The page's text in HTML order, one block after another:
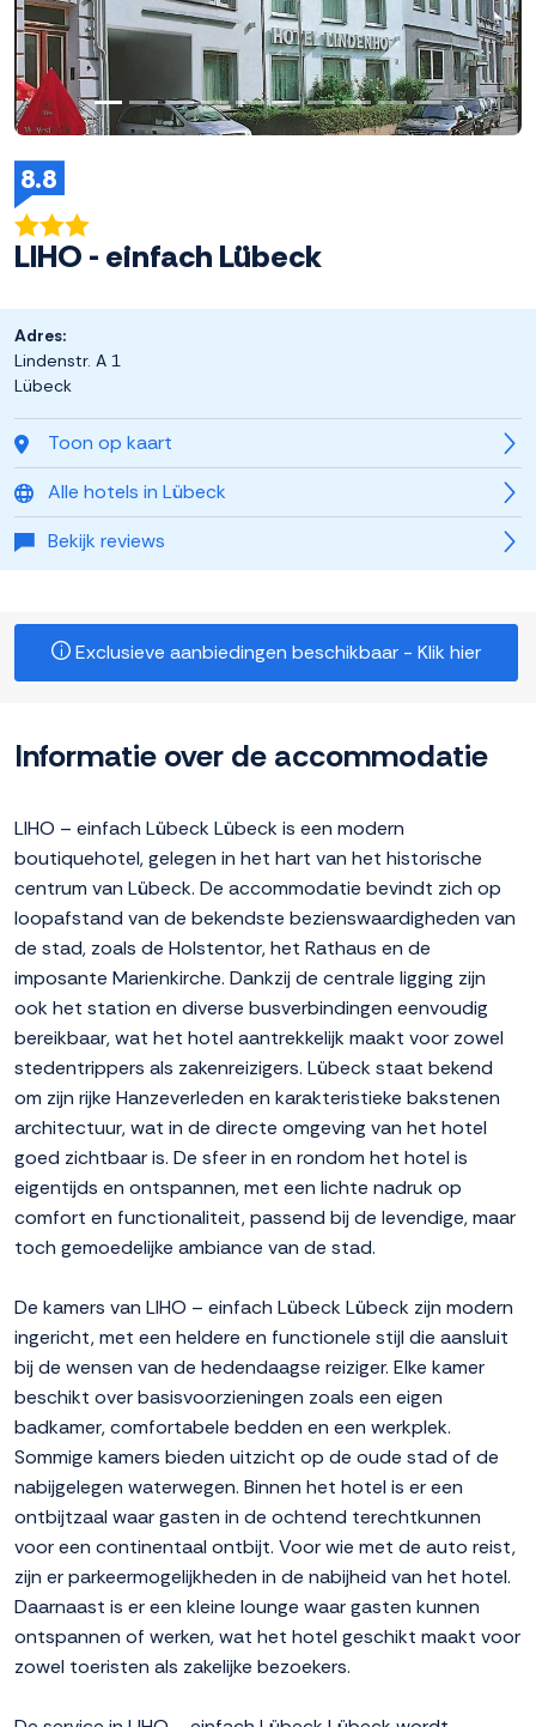
8.8
LIHO - einfach Lübeck
Toon op kaart
Alle hotels in Lübeck
Bekijk reviews
Adres:
Lindenstr. A 1
Lübeck
Exclusieve aanbiedingen beschikbaar - Klik hier
Informatie over de accommodatie
LIHO – einfach Lübeck Lübeck is een modern
boutiquehotel, gelegen in het hart van het historische
centrum van Lübeck. De accommodatie bevindt zich op
loopafstand van de bekendste bezienswaardigheden van
de stad, zoals de Holstentor, het Rathaus en de
imposante Marienkirche. Dankzij de centrale ligging zijn
ook het station en diverse busverbindingen eenvoudig
bereikbaar, wat het hotel aantrekkelijk maakt voor zowel
stedentrippers als zakenreizigers. Lübeck staat bekend
om zijn rijke Hanzeverleden en karakteristieke bakstenen
architectuur, wat in de directe omgeving van het hotel
goed zichtbaar is. De sfeer in en rondom het hotel is
eigentijds en ontspannen, met een lichte nadruk op
comfort en functionaliteit, passend bij de levendige, maar
toch gemoedelijke ambiance van de stad.
De kamers van LIHO – einfach Lübeck Lübeck zijn modern
ingericht, met een heldere en functionele stijl die aansluit
bij de wensen van de hedendaagse reiziger. Elke kamer
beschikt over basisvoorzieningen zoals een eigen
badkamer, comfortabele bedden en een werkplek.
Sommige kamers bieden uitzicht op de oude stad of de
nabijgelegen waterwegen. Binnen het hotel is er een
ontbijtzaal waar gasten in de ochtend terechtkunnen
voor een continentaal ontbijt. Voor wie met de auto reist,
zijn er parkeermogelijkheden in de nabijheid van het hotel.
Daarnaast is er een kleine lounge waar gasten kunnen
ontspannen of werken, wat het hotel geschikt maakt voor
zowel toeristen als zakelijke bezoekers.